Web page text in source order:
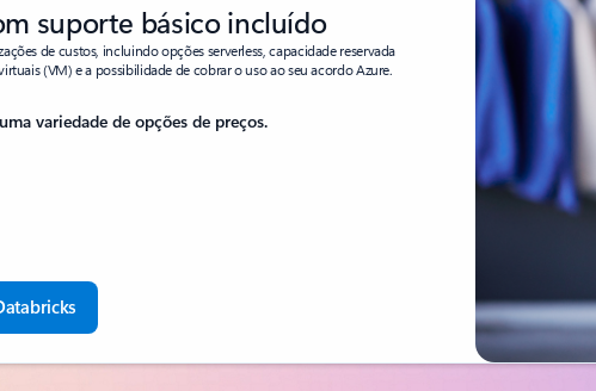
suporte básico incluído
de custos, incluindo opções serverless, capacidade reservada
(VM) e a possibilidade de cobrar o uso ao seu acordo Azure.
variedade de opções de preços.